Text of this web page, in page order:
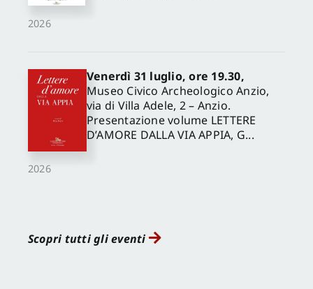
2026
2026
Venerdì 31 luglio, ore 19.30,
Museo Civico Archeologico Anzio,
via di Villa Adele, 2 – Anzio.
Presentazione volume LETTERE
D’AMORE DALLA VIA APPIA, G...
Scopri tutti gli eventi